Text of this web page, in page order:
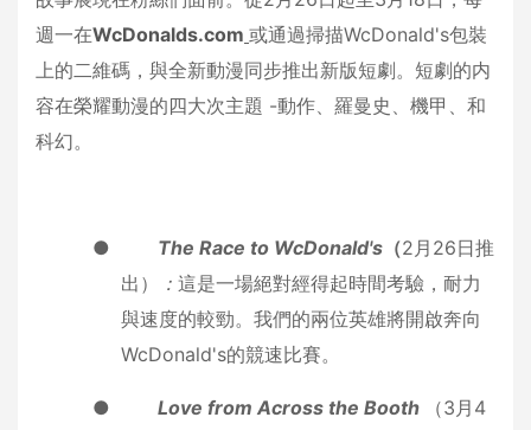
週一在WcDonalds.com 或通過掃描WcDonald's包裝
上的二維碼，與全新動漫同步推出新版短劇。短劇的内
容在榮耀動漫的四大次主題 -動作、羅曼史、機甲、和
科幻。
● The Race to WcDonald's （2月26日推
出）
： 這是一場絕對經得起時間考驗，耐力
與速度的較勁。我們的兩位英雄將開啟奔向
WcDonald's的競速比賽。
● Love from Across the Booth
（3月4